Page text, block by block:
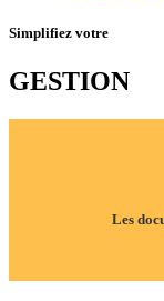
Simplifiez votre
GESTION
Les